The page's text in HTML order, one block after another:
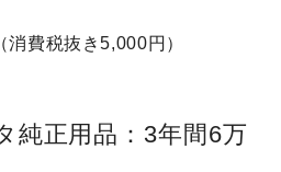
（消費税抜き5,000円）
純正用品：3年間6万